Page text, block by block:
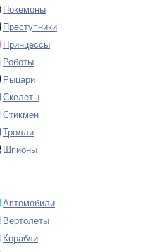
Покемоны
Преступники
Принцессы
Роботы
Рыцари
Скелеты
Стикмен
Тролли
Шпионы
Автомобили
Вертолеты
Корабли